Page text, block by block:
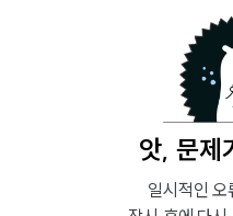
앗, 문제
일시적인 오